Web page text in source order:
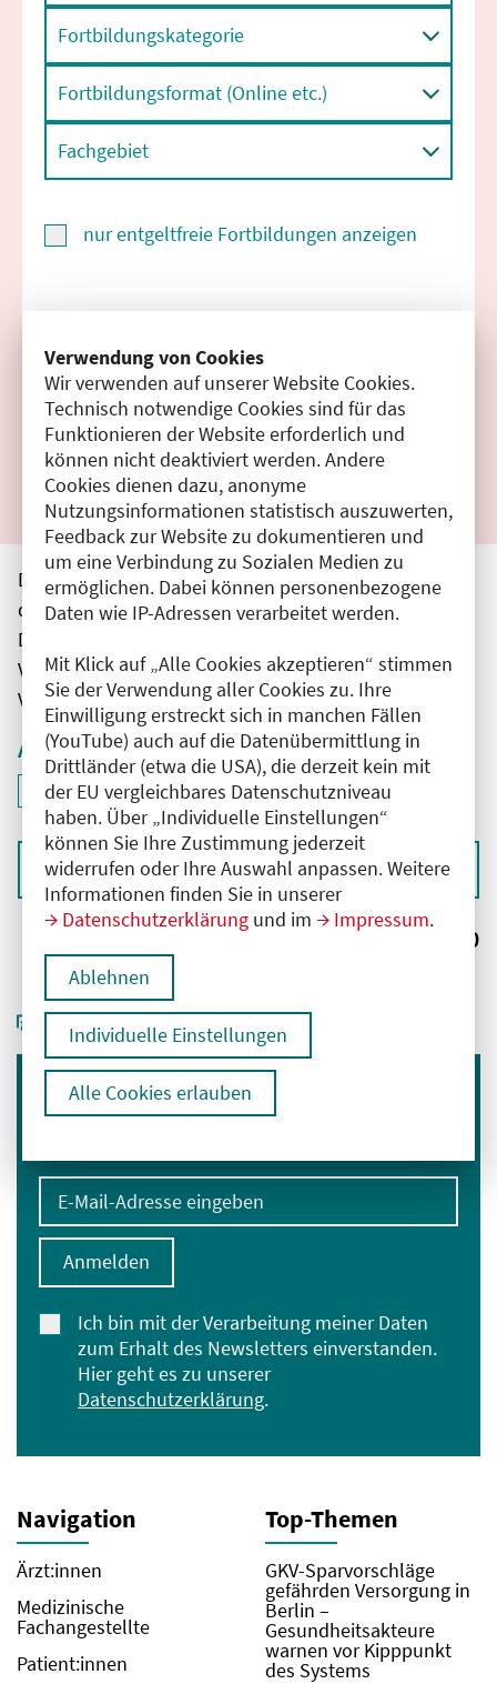
Verwendung von Cookies
Wir verwenden auf unserer Website Cookies.
Technisch notwendige Cookies sind für das
Funktionieren der Website erforderlich und
können nicht deaktiviert werden. Andere
Cookies dienen dazu, anonyme
Nutzungsinformationen statistisch auszuwerten,
Feedback zur Website zu dokumentieren und
um eine Verbindung zu Sozialen Medien zu
ermöglichen. Dabei können personenbezogene
Daten wie IP-Adressen verarbeitet werden.
Mit Klick auf „Alle Cookies akzeptieren“ stimmen
Sie der Verwendung aller Cookies zu. Ihre
Einwilligung erstreckt sich in manchen Fällen
(YouTube) auch auf die Datenübermittlung in
Drittländer (etwa die USA), die derzeit kein mit
der EU vergleichbares Datenschutzniveau
haben. Über „Individuelle Einstellungen“
können Sie Ihre Zustimmung jederzeit
widerrufen oder Ihre Auswahl anpassen. Weitere
Informationen finden Sie in unserer
Datenschutzerklärung und im Impressum.
Ablehnen
Individuelle Einstellungen
Alle Cookies erlauben
Fortbildungskategorie
Fortbildungsformat (Online etc.)
Fachgebiet
nur entgeltfreie Fortbildungen anzeigen
Filter zurücksetzen
Ergebnisse drucken
Die hier aufgeführten Veranstaltungen entsprechen
den unmittelbar vom Veranstalter getätigten Angaben.
Die Ärztekammer Berlin übernimmt keine
Verantwortung für den Inhalt, die Haftung obliegt dem
Veranstalter.
Aktive Filter
Filter
ID: ANT-2602562
deaktivieren und Suchergebnisse neu laden
Sortieren nach
Ergebnisse: 0
Immer informiert bleiben
E-Mail-Adresse eingeben
Ich bin mit der Verarbeitung meiner Daten
zum Erhalt des Newsletters einverstanden.
Hier geht es zu unserer
Datenschutzerklärung.
Anmelden
Navigation
Ärzt:innen
Medizinische
Fachangestellte
Patient:innen
Top-Themen
GKV-Sparvorschläge
gefährden Versorgung in
Berlin –
Gesundheitsakteure
warnen vor Kipppunkt
des Systems